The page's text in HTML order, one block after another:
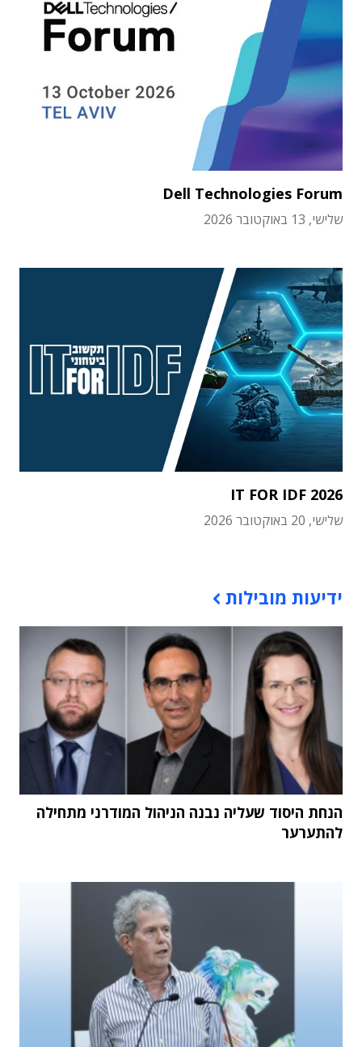
Dell Technologies Forum
שלישי, 13 באוקטובר 2026
IT FOR IDF 2026
שלישי, 20 באוקטובר 2026
ידיעות מובילות
הנחת היסוד שעליה נבנה הניהול המודרני מתחילה
להתערער